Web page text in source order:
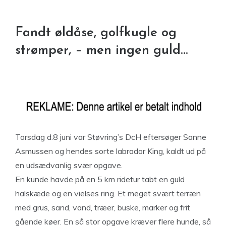
Fandt øldåse, golfkugle og
strømper, – men ingen guld…
Torsdag d.8 juni var Støvring’s DcH eftersøger Sanne
Asmussen og hendes sorte labrador King, kaldt ud på
en udsædvanlig svær opgave.
En kunde havde på en 5 km ridetur tabt en guld
halskæde og en vielses ring. Et meget svært terræn
med grus, sand, vand, træer, buske, marker og frit
gående køer. En så stor opgave kræver flere hunde, så